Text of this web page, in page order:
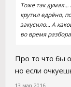
Тоже так
крутил едрёно,
закусило... А
во время
Про то что бы
но если
13 мар 2016